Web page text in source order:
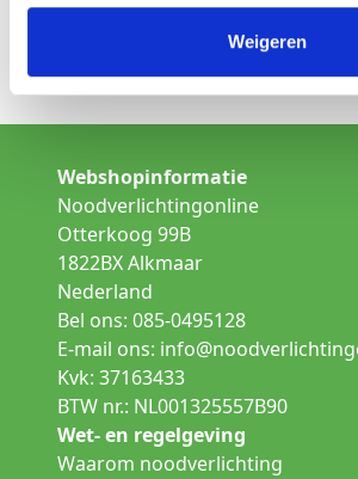
Weigeren
Inbouw noodverlichting
Gallerij verlichting
Webshopinformatie
Noodverlichtingonline
Otterkoog 99B
1822BX Alkmaar
Nederland
Bel ons: 085-0495128
E-mail ons:
Kvk: 37163433
BTW nr.: NL001325557B90
Wet- en regelgeving
Waarom noodverlichting